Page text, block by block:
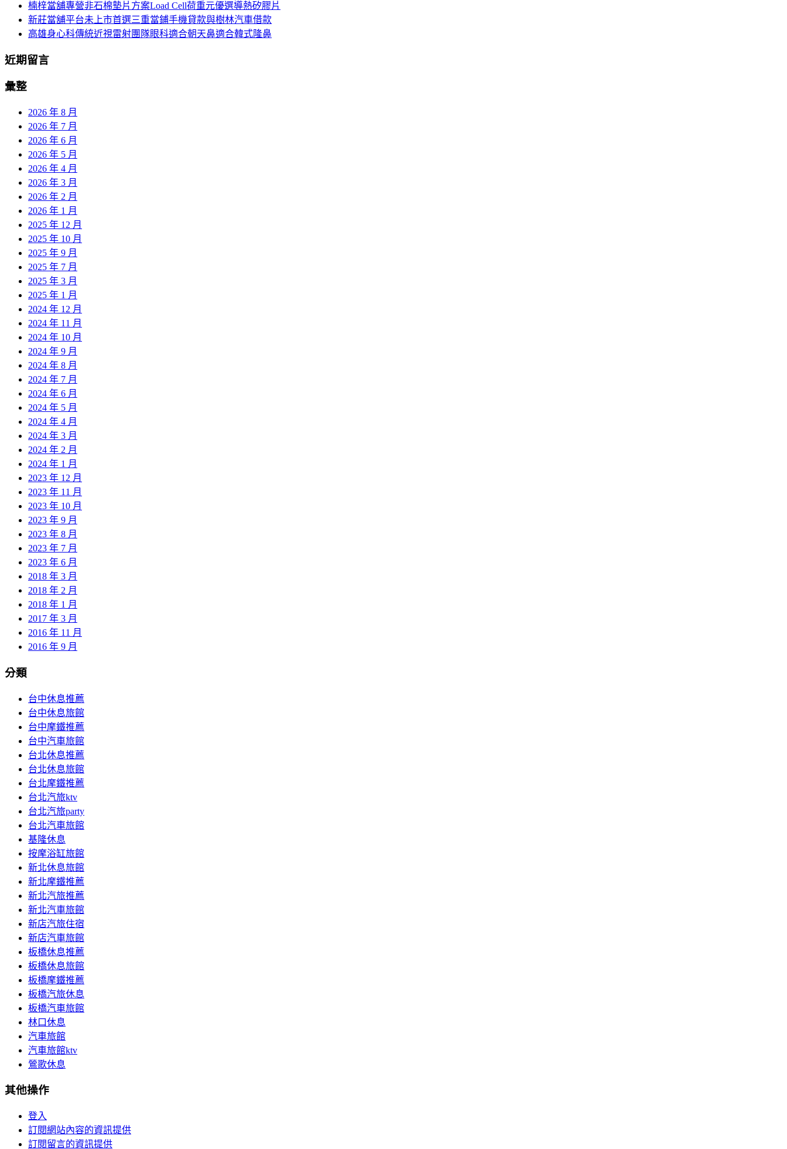
楠梓當舖專營非石棉墊片方案Load Cell荷重元優選導熱矽膠片
新莊當舖平台未上市首選三重當鋪手機貸款與樹林汽車借款
高雄身心科傳統近視雷射團隊眼科適合朝天鼻適合韓式隆鼻
近期留言
彙整
2026 年 8 月
2026 年 7 月
2026 年 6 月
2026 年 5 月
2026 年 4 月
2026 年 3 月
2026 年 2 月
2026 年 1 月
2025 年 12 月
2025 年 10 月
2025 年 9 月
2025 年 7 月
2025 年 3 月
2025 年 1 月
2024 年 12 月
2024 年 11 月
2024 年 10 月
2024 年 9 月
2024 年 8 月
2024 年 7 月
2024 年 6 月
2024 年 5 月
2024 年 4 月
2024 年 3 月
2024 年 2 月
2024 年 1 月
2023 年 12 月
2023 年 11 月
2023 年 10 月
2023 年 9 月
2023 年 8 月
2023 年 7 月
2023 年 6 月
2018 年 3 月
2018 年 2 月
2018 年 1 月
2017 年 3 月
2016 年 11 月
2016 年 9 月
分類
台中休息推薦
台中休息旅館
台中摩鐵推薦
台中汽車旅館
台北休息推薦
台北休息旅館
台北摩鐵推薦
台北汽旅ktv
台北汽旅party
台北汽車旅館
基隆休息
按摩浴缸旅館
新北休息旅館
新北摩鐵推薦
新北汽旅推薦
新北汽車旅館
新店汽旅住宿
新店汽車旅館
板橋休息推薦
板橋休息旅館
板橋摩鐵推薦
板橋汽旅休息
板橋汽車旅館
林口休息
汽車旅館
汽車旅館ktv
鶯歌休息
其他操作
登入
訂閱網站內容的資訊提供
訂閱留言的資訊提供